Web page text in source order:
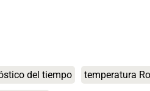
del tiempo temperatura